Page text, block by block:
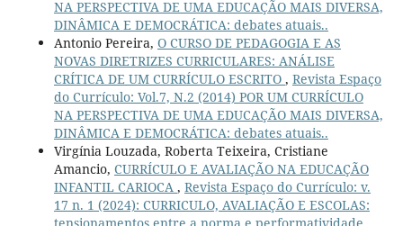
NA PERSPECTIVA DE UMA EDUCAÇÃO MAIS DIVERSA,
DINÂMICA E DEMOCRÁTICA: debates atuais..
Antonio Pereira, O CURSO DE PEDAGOGIA E AS
NOVAS DIRETRIZES CURRICULARES: ANÁLISE
CRÍTICA DE UM CURRÍCULO ESCRITO , Revista Espaço
do Currículo: Vol.7, N.2 (2014) POR UM CURRÍCULO
NA PERSPECTIVA DE UMA EDUCAÇÃO MAIS DIVERSA,
DINÂMICA E DEMOCRÁTICA: debates atuais..
Virgínia Louzada, Roberta Teixeira, Cristiane
Amancio, CURRÍCULO E AVALIAÇÃO NA EDUCAÇÃO
INFANTIL CARIOCA , Revista Espaço do Currículo: v.
17 n. 1 (2024): CURRICULO, AVALIAÇÃO E ESCOLAS: